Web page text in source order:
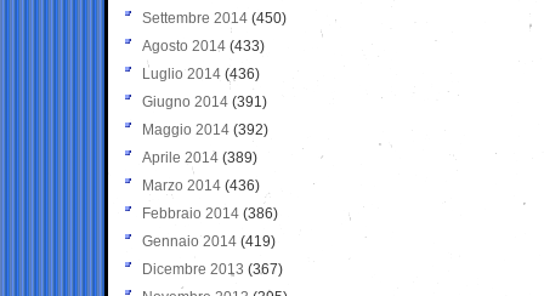
Settembre 2014 (450)
Agosto 2014 (433)
Luglio 2014 (436)
Giugno 2014 (391)
Maggio 2014 (392)
Aprile 2014 (389)
Marzo 2014 (436)
Febbraio 2014 (386)
Gennaio 2014 (419)
Dicembre 2013 (367)